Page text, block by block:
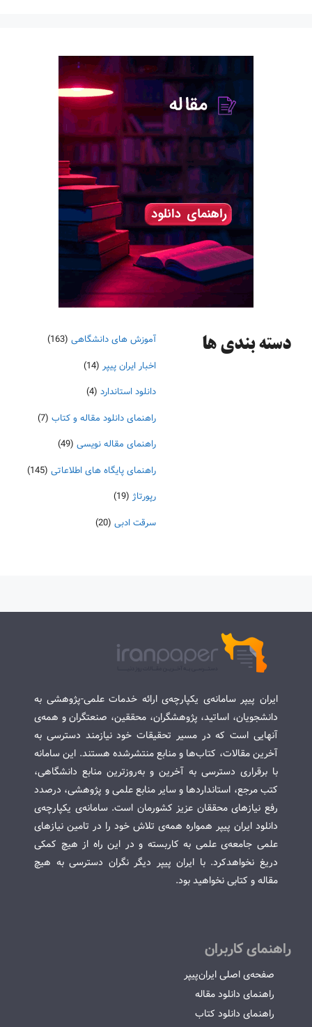
دسته‌ بندی ها آموزش های دانشگاهی (163)
اخبار ایران پیپر (14)
دانلود استاندارد (4)
راهنمای دانلود مقاله و کتاب (7)
راهنمای مقاله نویسی (49)
راهنمای پایگاه های اطلاعاتی (145)
رپورتاژ (19)
سرقت ادبی (20)
ایران پیپر سامانه‌ی یکپارچه‌ی ارائه خدمات علمی-پژوهشی به
دانشجویان، اساتید، پژوهشگران، محققین، صنعتگران و همه‌ی
آنهایی است که در مسیر تحقیقات خود نیازمند دسترسی به
آخرین مقالات، کتاب‌ها و منابع منتشرشده هستند. این سامانه
با برقراری دسترسی به آخرین و به‌روزترین منابع دانشگاهی،
کتب مرجع، استانداردها و سایر منابع علمی و پژوهشی، درصدد
رفع نیازهای محققان عزیز کشورمان است. سامانه‌ی یکپارچه‌ی
دانلود ایران پیپر همواره همه‌ی تلاش خود را در تامین نیازهای
علمی جامعه‌ی علمی به کاربسته و در این راه از هیچ کمکی
دریغ نخواهدکرد. با ایران پیپر دیگر نگران دسترسی به هیچ
مقاله و کتابی نخواهید بود.
راهنمای کاربران
صفحه‌ی اصلی ایران‌پیپر
راهنمای دانلود مقاله
راهنمای دانلود کتاب